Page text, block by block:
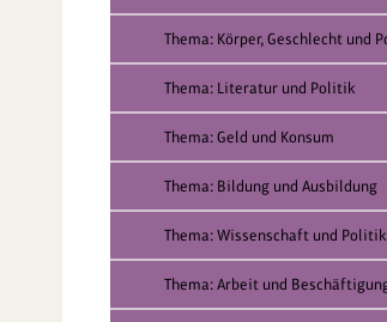
Thema: Körper, Geschlecht und
Thema: Literatur und Politik
Thema: Geld und Konsum
Thema: Bildung und Ausbildung
Thema: Wissenschaft und Politik
Thema: Arbeit und